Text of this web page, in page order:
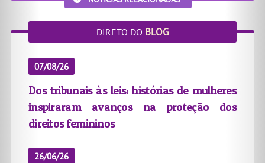
DIRETO DO BLOG
07/08/26
Dos tribunais às leis: histórias de mulheres
inspiraram avanços na proteção dos
direitos femininos
26/06/26